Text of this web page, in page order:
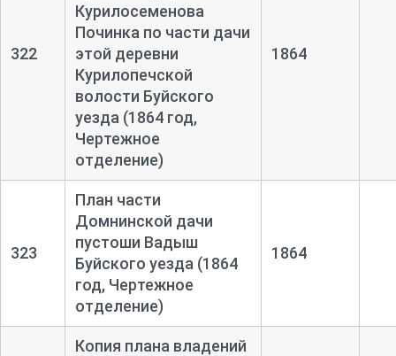
322
Курилосеменова
Починка по части дачи
этой деревни
Курилопечской
волости Буйского
уезда (1864 год,
Чертежное
отделение)
1864
323
План части
Домнинской дачи
пустоши Вадыш
Буйского уезда (1864
год, Чертежное
отделение)
1864
Копия плана владений